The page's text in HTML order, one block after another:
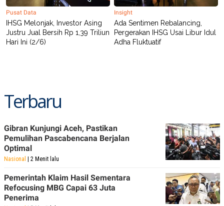
E
P
A
P
E
A
D
V
E
R
K
E
D
I
A
.
Pusat Data
IHSG Melonjak, Investor Asing
Justru Jual Bersih Rp 1,39 Triliun
Hari Ini (2/6)
Insight
Ada Sentimen Rebalancing,
Pergerakan IHSG Usai Libur Idul
Adha Fluktuatif
Terbaru
Gibran Kunjungi Aceh, Pastikan
Pemulihan Pascabencana Berjalan
Optimal
Nasional | 2 Menit lalu
Pemerintah Klaim Hasil Sementara
Refocusing MBG Capai 63 Juta
Penerima